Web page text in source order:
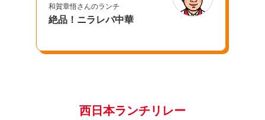
西日本ランチリレー
和賀章悟さんのランチ
絶品！ニラレバ中華